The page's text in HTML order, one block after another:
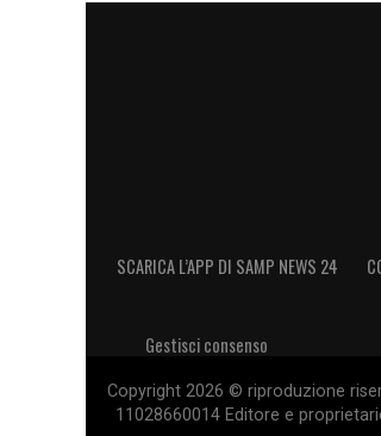
SCARICA L’APP DI SAMP NEWS 24
Gestisci consenso
Copyright 2026 © riproduzione
11028660014 Editore e